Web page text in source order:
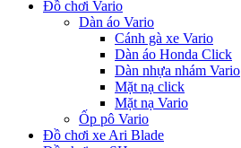
Đồ chơi Vario
Dàn áo Vario
Cánh gà xe Vario
Dàn áo Honda Click
Dàn nhựa nhám Vario
Mặt nạ click
Mặt nạ Vario
Ốp pô Vario
Đồ chơi xe Ari Blade